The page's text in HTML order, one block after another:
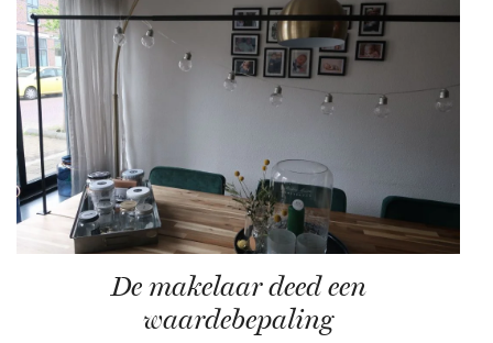
De makelaar deed een
waardebepaling